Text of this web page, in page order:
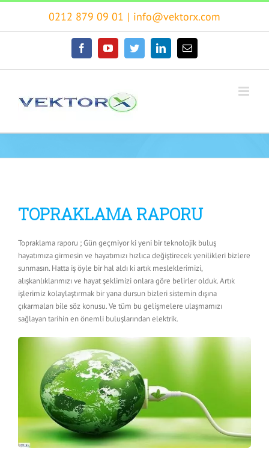
content
0212 879 09 01 | info@vektorx.com
facebookyoutubetwitter linkedinE-
posta
TOPRAKLAMA RAPORU
Topraklama raporu ; Gün geçmiyor ki yeni bir teknolojik buluş
hayatımıza girmesin ve hayatımızı hızlıca değiştirecek yenilikleri bizlere
sunmasın. Hatta iş öyle bir hal aldı ki artık mesleklerimizi,
alışkanlıklarımızı ve hayat şeklimizi onlara göre belirler olduk. Artık
işlerimiz kolaylaştırmak bir yana dursun bizleri sistemin dışına
çıkarmaları bile söz konusu. Ve tüm bu gelişmelere ulaşmamızı
sağlayan tarihin en önemli buluşlarından elektrik.